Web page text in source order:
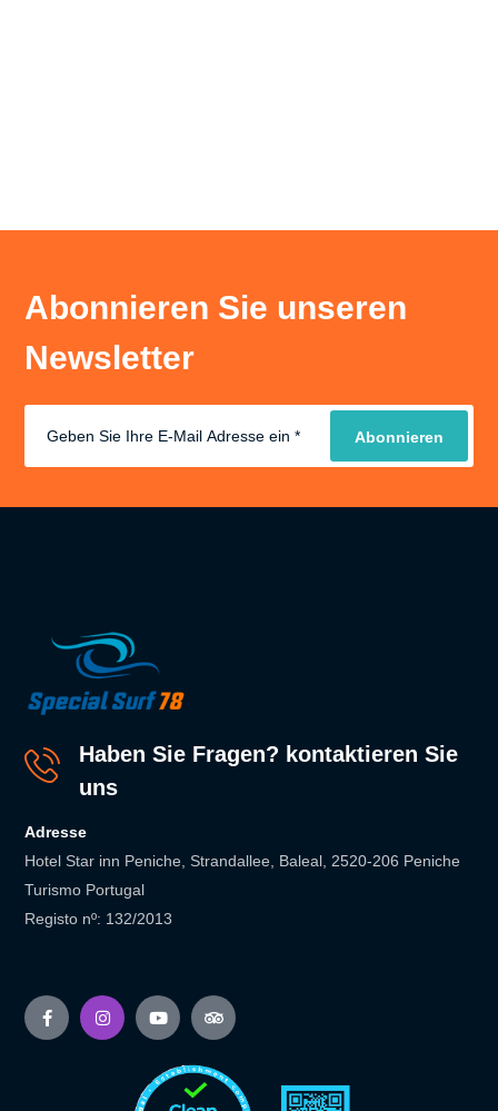
Abonnieren Sie unseren
Newsletter
Haben Sie Fragen? kontaktieren Sie
uns
Adresse
Hotel Star inn Peniche, Strandallee, Baleal, 2520-206 Peniche
Turismo Portugal
Registo nº: 132/2013